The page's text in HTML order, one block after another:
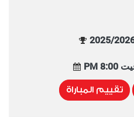
تقييم المباراة